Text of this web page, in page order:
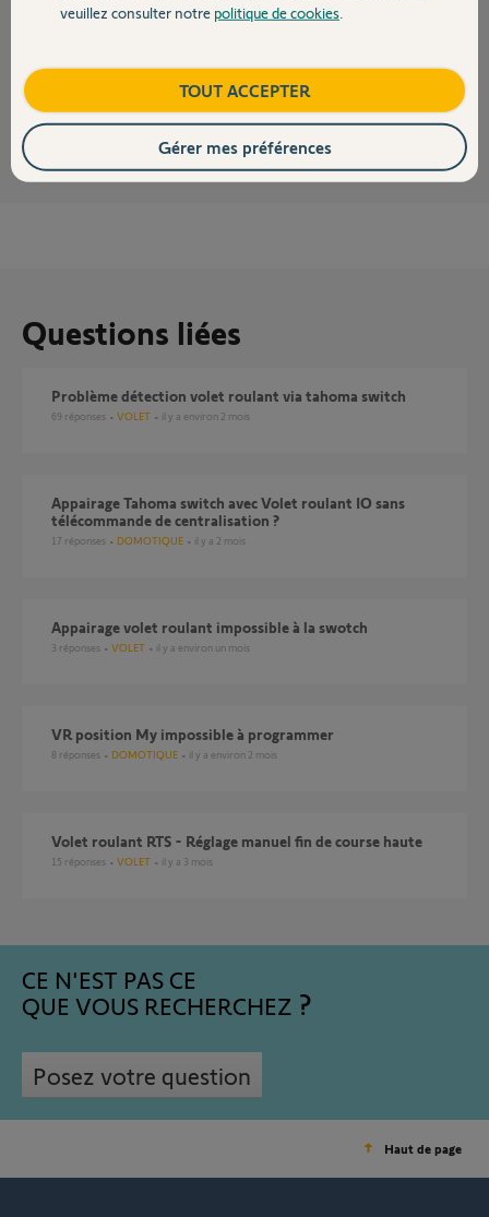
Contact
Avez-vous correctement suivi cette procédure :
Quentin B. il y a plus d'un an
Questions liées
Problème détection volet roulant via tahoma switch
69 réponses VOLET il y a environ 2 mois
Appairage Tahoma switch avec Volet roulant IO sans
télécommande de centralisation ?
17 réponses DOMOTIQUE il y a 2 mois
Appairage volet roulant impossible à la swotch
3 réponses VOLET il y a environ un mois
VR position My impossible à programmer
8 réponses DOMOTIQUE il y a environ 2 mois
Volet roulant RTS - Réglage manuel fin de course haute
15 réponses VOLET il y a 3 mois
CE N'EST PAS CE
QUE VOUS RECHERCHEZ
Posez votre question
Haut de page
veuillez consulter notre politique de cookies
TOUT ACCEPTER
Gérer mes préférences